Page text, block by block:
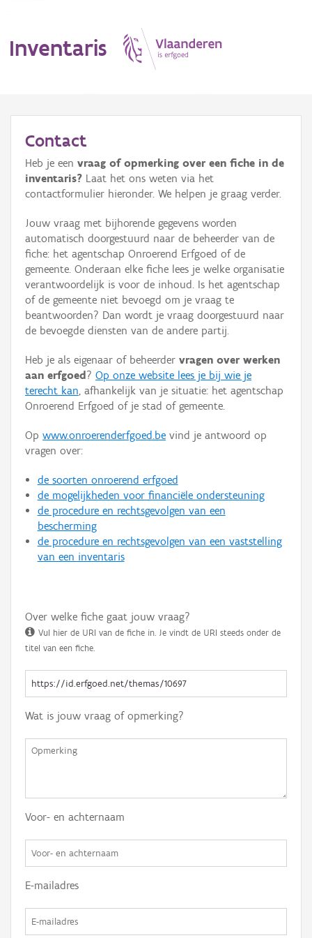
Inventaris
Erfgoedobject
Aanduidingsobject
Waarneming
Thema
Gebeurtenis
Persoon of collectief
Hergebruik
Aanmelden
Contact
Heb je een vraag of opmerking over een fiche in de
inventaris? Laat het ons weten via het
contactformulier hieronder. We helpen je graag verder.
Jouw vraag met bijhorende gegevens worden
automatisch doorgestuurd naar de beheerder van de
fiche: het agentschap Onroerend Erfgoed of de
gemeente. Onderaan elke fiche lees je welke organisatie
verantwoordelijk is voor de inhoud. Is het agentschap
of de gemeente niet bevoegd om je vraag te
beantwoorden? Dan wordt je vraag doorgestuurd naar
de bevoegde diensten van de andere partij.
Heb je als eigenaar of beheerder vragen over werken
aan erfgoed ? Op onze website lees je bij wie je
terecht kan, afhankelijk van je situatie: het agentschap
Onroerend Erfgoed of je stad of gemeente.
Op www.onroerenderfgoed.be vind je antwoord op
vragen over:
de soorten onroerend erfgoed
de mogelijkheden voor financiële ondersteuning
de procedure en rechtsgevolgen van een
bescherming
de procedure en rechtsgevolgen van een vaststelling
van een inventaris
Over welke fiche gaat jouw vraag?
Vul hier de URI van de fiche in. Je vindt de URI steeds onder de
titel van een fiche.
Wat is jouw vraag of opmerking?
Voor- en achternaam
E-mailadres